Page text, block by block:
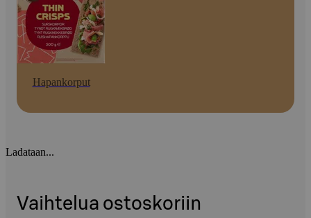
Hapankorput
Ladataan...
Vaihtelua ostoskoriin